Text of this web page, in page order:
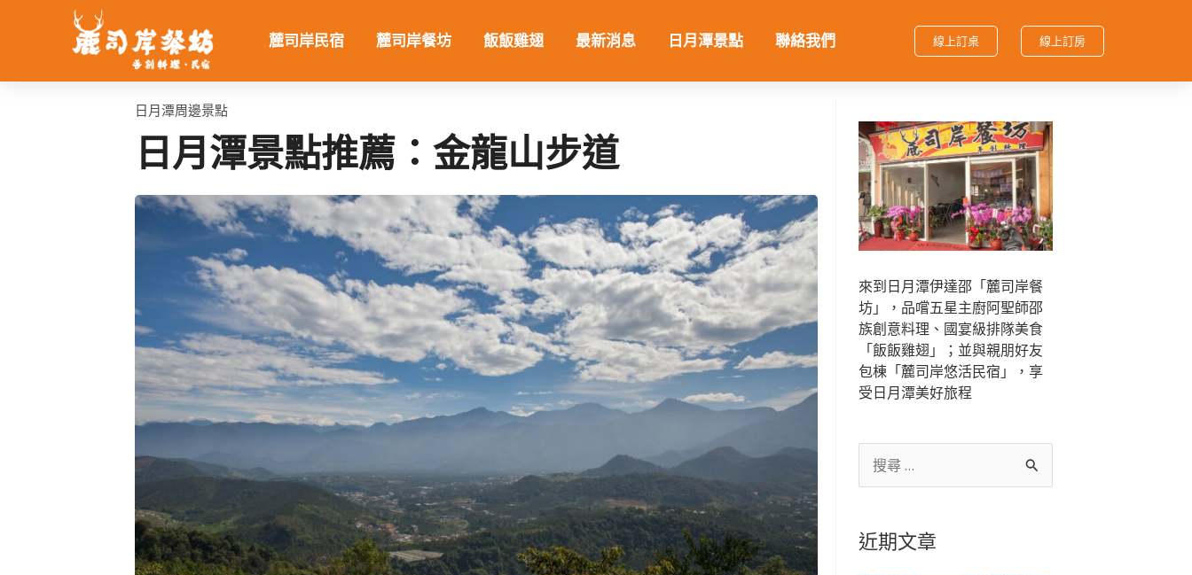
麓司岸民宿 麓司岸餐坊 飯飯雞翅 最新消息 日月潭景點 聯絡我們 線上訂桌 線上訂房
日月潭周邊景點
日月潭景點推薦：金龍山步道
來到日月潭伊達邵「麓司岸餐
坊」，品嚐五星主廚阿聖師邵
族創意料理、國宴級排隊美食
「飯飯雞翅」；並與親朋好友
包棟「麓司岸悠活民宿」，享
受日月潭美好旅程
尋
鍵
字:
近期文章